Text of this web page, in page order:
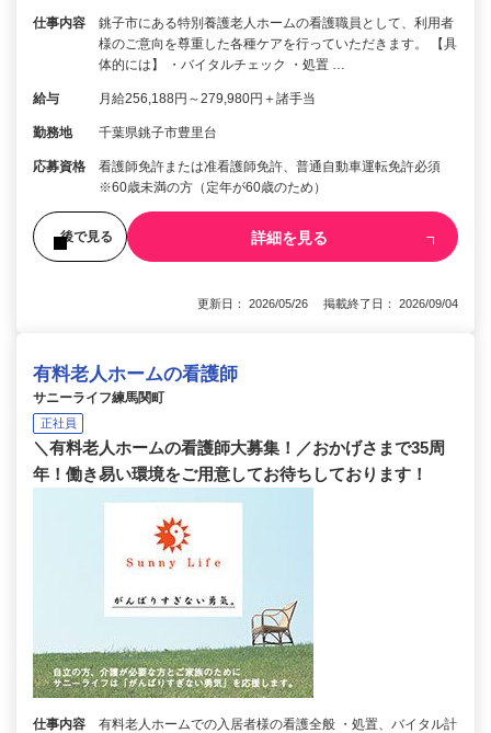
仕事内容
銚子市にある特別養護老人ホームの看護職員として、利用者
様のご意向を尊重した各種ケアを行っていただきます。 【具
体的には】 ・バイタルチェック ・処置 …
給与 月給256,188円～279,980円＋諸手当
勤務地 千葉県銚子市豊里台
応募資格
看護師免許または准看護師免許、普通自動車運転免許必須
※60歳未満の方（定年が60歳のため）
後で見る 詳細を見る
更新日： 2026/05/26 掲載終了日： 2026/09/04
有料老人ホームの看護師
サニーライフ練馬関町
正社員
＼有料老人ホームの看護師大募集！／おかげさまで35周
年！働き易い環境をご用意してお待ちしております！
仕事内容
有料老人ホームでの入居者様の看護全般 ・処置、バイタル計